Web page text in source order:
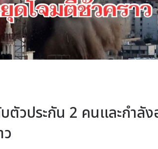
ตัวประกัน 2 คนและกำลั